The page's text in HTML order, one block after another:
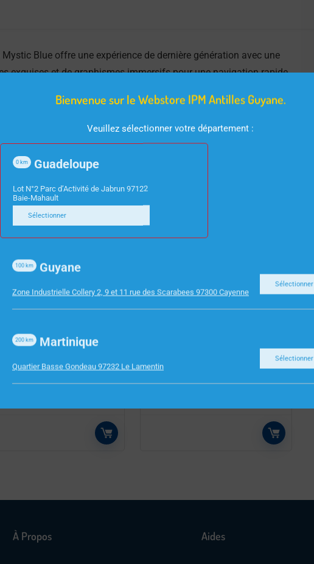
Blue offre une expérience de dernière génération avec une
exquises et de graphismes immersifs pour une navigation rapide.
exceptionnel sur un grand écran.
5 PORTS STONET
1000 ST3105GS
ECRAN 32” INCURVE AOC
C32G2ZA/BK NE PAS
VENDRE
À Propos Aides
Bienvenue sur le Webstore IPM Antilles Guyane.
Veuillez sélectionner votre département :
Guadeloupe
0 km
Lot N°2 Parc d’Activité de Jabrun 97122
Baie-Mahault
Sélectionner
Guyane
100 km
Zone Industrielle Collery 2, 9 et 11 rue des Scarabees 97300 Cayenne
Sélectionner
Martinique
200 km
Quartier Basse Gondeau 97232 Le Lamentin
Sélectionner